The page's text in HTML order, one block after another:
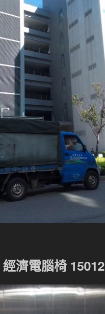
經濟電腦椅 15012